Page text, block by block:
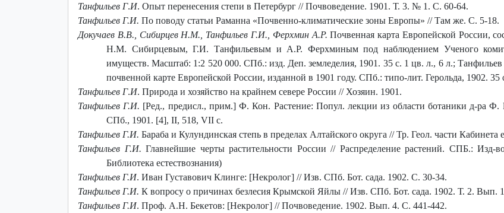
Танфильев Г.И. Опыт перенесения степи в Петербург // Почвоведение. 1901. Т. 3. № 1. С. 60-64.
Танфильев Г.И. По поводу статьи Раманна «Почвенно-климатические зоны Европы» // Там же. С. 5-18.
Докучаев В.В., Сибирцев Н.М., Танфильев Г.И., Ферхмин А.Р. Почвенная карта Европейской России,
Н.М. Сибирцевым, Г.И. Танфильевым и А.Р. Ферхминым под наблюдением Ученого
имуществ. Масштаб: 1:2 520 000. СПб.: изд. Деп. земледелия, 1901. 35 с. 1 цв. л., 6 л.;
почвенной карте Европейской России, изданной в 1901 году. СПб.: типо-лит. Герольда, 1902. 35
Танфильев Г.И. Природа и хозяйство на крайнем севере России // Хозяин. 1901.
Танфильев Г.И. [Ред., предисл., прим.] Ф. Кон. Растение: Попул. лекции из области ботаники д-ра
СПб., 1901. [4], II, 518, VII с.
Танфильев Г.И. Бараба и Кулундинская степь в пределах Алтайского округа // Тр. Геол. части
Танфильев Г.И. Главнейшие черты растительности России // Распределение растений. СПБ.:
Библиотека естествознания)
Танфильев Г.И. Иван Густавович Клинге: [Некролог] // Изв. СПб. Бот. сада. 1902. С. 30-34.
Танфильев Г.И. К вопросу о причинах безлесия Крымской Яйлы // Изв. СПб. Бот. сада. 1902. Т. 2. Вып.
Танфильев Г.И. Проф. А.Н. Бекетов: [Некролог] // Почвоведение. 1902. Вып. 4. С. 441-442.